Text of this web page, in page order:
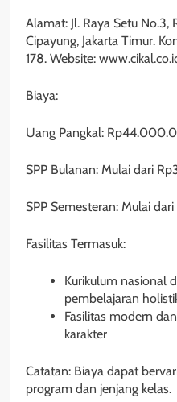
Alamat: Jl. Raya Setu No.3,
Cipayung, Jakarta Timur.
178. Website:
Biaya:
Uang Pangkal:
SPP Bulanan: Mulai dari
SPP Semesteran: Mulai
Fasilitas Termasuk:
Kurikulum nasional
pembelajaran
Fasilitas modern
karakter
Catatan: Biaya dapat
program dan jenjang kelas.